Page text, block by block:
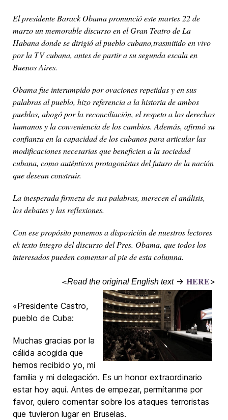
El presidente Barack Obama pronunció este martes 22 de
marzo un memorable discurso en el Gran Teatro de La
Habana donde se dirigió al pueblo cubano,trasmitido en vivo
por la TV cubana, antes de partir a su segunda escala en
Buenos Aires.
Obama fue interumpido por ovaciones repetidas y en sus
palabras al pueblo, hizo referencia a la historia de ambos
pueblos, abogó por la reconciliación, el respeto a los derechos
humanos y la conveniencia de los cambios. Además, afirmó su
confianza en la capacidad de los cubanos para articular las
modificaciones necesarias que beneficien a la sociedad
cubana, como auténticos protagonistas del futuro de la nación
que desean construir.
La inesperada firmeza de sus palabras, merecen el análisis,
los debates y las reflexiones.
Con ese propósito ponemos a disposición de nuestros lectores
ek texto íntegro del discurso del Pres. Obama, que todos los
interesados pueden comentar al pie de esta columna.
<Read the original English text→ HERE>
«Presidente Castro,
pueblo de Cuba:
Muchas gracias por la
cálida acogida que
hemos recibido yo, mi
familia y mi delegación. Es un honor extraordinario
estar hoy aquí. Antes de empezar, permítanme por
favor, quiero comentar sobre los ataques terroristas
que tuvieron lugar en Bruselas.